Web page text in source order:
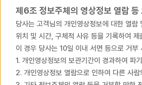
제6조 정보주체의 영상정보 열람 등
당사는 고객님의 개인영상정보에 대한 열
위치 및 시간, 구체적 사유 등을 기록하여
이 경우 당사는 10일 이내 서면 등으로
1. 개인영상정보의 보관기간이 경과하
2. 개인영상정보 열람으로 인하여 다른